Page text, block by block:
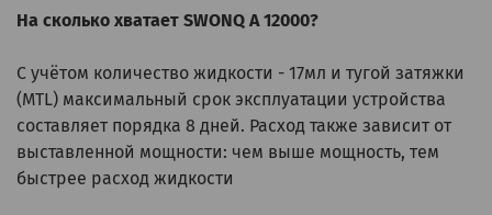
На сколько хватает SWONQ A 12000?
С учётом количество жидкости - 17мл и тугой затяжки
(MTL) максимальный срок эксплуатации устройства
составляет порядка 8 дней. Расход также зависит от
выставленной мощности: чем выше мощность, тем
быстрее расход жидкости